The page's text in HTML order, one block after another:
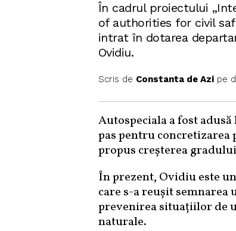
În cadrul proiectului
of authorities for civil
intrat în dotarea
Ovidiu.
Scris de Constanta de Azipe
Autospeciala a fost
pas pentru
propus creșterea
În prezent, Ovidiu este
care s-a reușit
prevenirea situațiilor de
naturale.